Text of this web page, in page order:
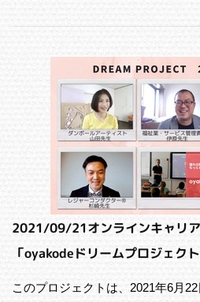
2021/09/21オンラインキャリ
「oyakodeドリームプロジェク
このプロジェクトは、2021年6月